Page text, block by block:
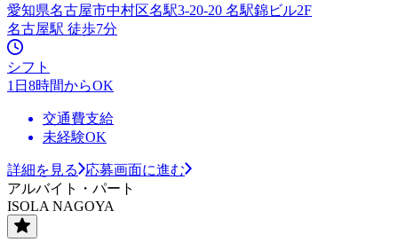
愛知県名古屋市中村区名駅3-20-20 名駅錦ビル2F
名古屋駅 徒歩7分
シフト
1日8時間からOK
交通費支給
未経験OK
詳細を見る
応募画面に進む
アルバイト・パート
ISOLA NAGOYA